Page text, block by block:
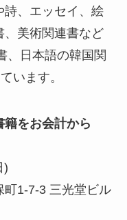
詩、エッセイ、絵
、美術関連書など
、日本語の韓国関
います。
をお会計から
)
町1-7-3 三光堂ビル